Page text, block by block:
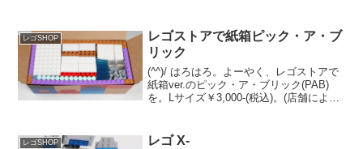
(税込)以上購入 且...
レゴSHOP
レゴストアで紙箱ピック・ア・ブ
リック
(^^)/ はろはろ。よーやく、レゴストアで
紙箱ver.のピック・ア・ブリック(PAB)
を。Lサイズ￥3,000-(税込)。(店舗により
駅店の2024/4/6(...
レゴSHOP
レゴ X-